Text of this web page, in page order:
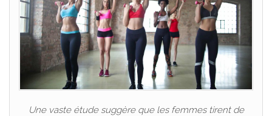
Une vaste étude suggère que les femmes tirent de